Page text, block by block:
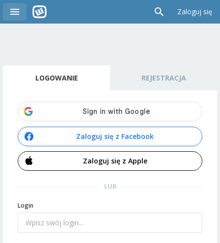
Zaloguj się
LOGOWANIE REJESTRACJA
Zaloguj się z Facebook
Zaloguj się z Apple
LUB
Login